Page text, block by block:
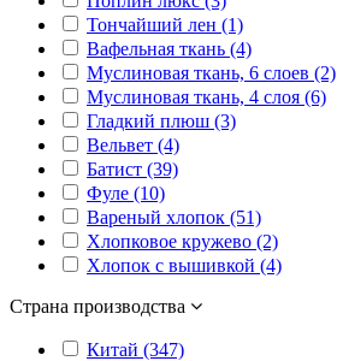
Тончайший лен (1)
Вафельная ткань (4)
Муслиновая ткань, 6 слоев (2)
Муслиновая ткань, 4 слоя (6)
Гладкий плюш (3)
Вельвет (4)
Батист (39)
Фуле (10)
Вареный хлопок (51)
Хлопковое кружево (2)
Хлопок с вышивкой (4)
Страна производства
Китай (347)